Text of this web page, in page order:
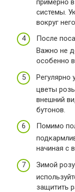
системы.
вокруг него.
После
Важно не
особенно
Регулярно
цветы
внешний
бутонов.
Помимо
начиная с
Зимой
защитить